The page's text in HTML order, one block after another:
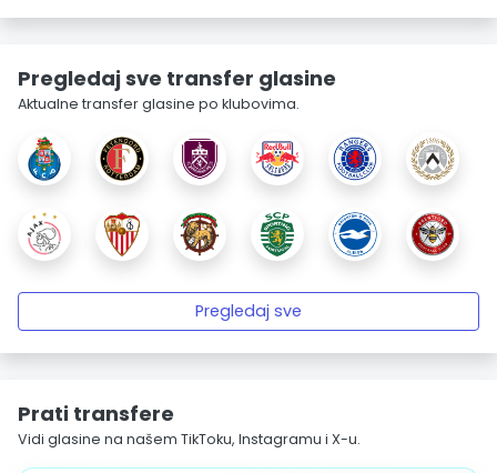
Pregledaj sve transfer glasine
Aktualne transfer glasine po klubovima.
Pregledaj sve
Prati transfere
Vidi glasine na našem TikToku, Instagramu i X-u.